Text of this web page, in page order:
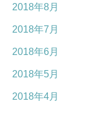
2018年8月
2018年7月
2018年6月
2018年5月
2018年4月